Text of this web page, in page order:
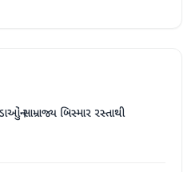
સામ્રાજ્ય બિસ્માર રસ્તાથી